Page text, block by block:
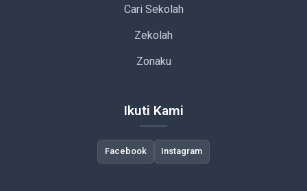
Cari Sekolah
Zekolah
Zonaku
Ikuti Kami
Facebook Instagram